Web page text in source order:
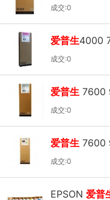
淡青色
成交:0
爱普生4000
淡洋红
成交:0
爱普生 7600
淡黑色
成交:0
爱普生 7600
粗制黑色
成交:0
EPSON 爱普